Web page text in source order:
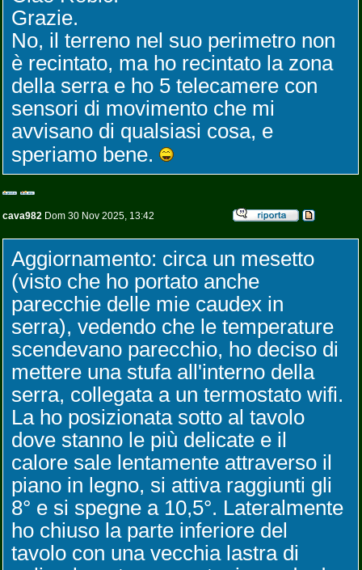
Grazie.
No, il terreno nel suo perimetro non
è recintato, ma ho recintato la zona
della serra e ho 5 telecamere con
sensori di movimento che mi
avvisano di qualsiasi cosa, e
speriamo bene.
cava982 Dom 30 Nov 2025, 13:42
Aggiornamento: circa un mesetto
(visto che ho portato anche
parecchie delle mie caudex in
serra), vedendo che le temperature
scendevano parecchio, ho deciso di
mettere una stufa all'interno della
serra, collegata a un termostato wifi.
La ho posizionata sotto al tavolo
dove stanno le più delicate e il
calore sale lentamente attraverso il
piano in legno, si attiva raggiunti gli
8° e si spegne a 10,5°. Lateralmente
ho chiuso la parte inferiore del
tavolo con una vecchia lastra di